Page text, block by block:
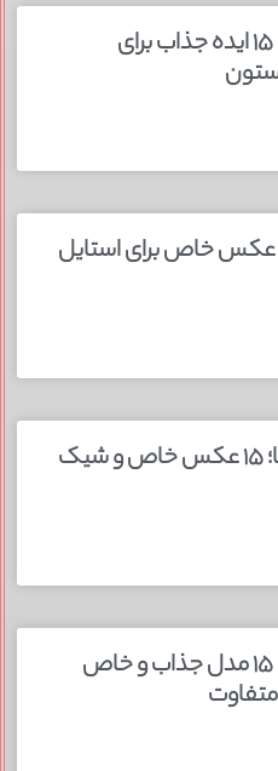
کفش تابستانی لاکچری؛ ۱۵ ایده‌ جذاب برای
جین شیک زیبا؛ ۱۵ عکس خاص برای استایل
قوری فنجون لوکس زیبا؛ ۱۵ عکس خاص و شیک
پیراهن لاکچری مجلسی؛ ۱۵ مدل جذاب و خاص